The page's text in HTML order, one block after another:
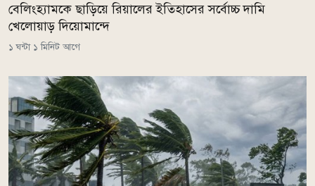
বেলিংহ্যামকে ছাড়িয়ে রিয়ালের ইতিহাসের সর্বোচ্চ দামি
খেলোয়াড় দিয়োমান্দে
১ ঘন্টা ১ মিনিট আগে